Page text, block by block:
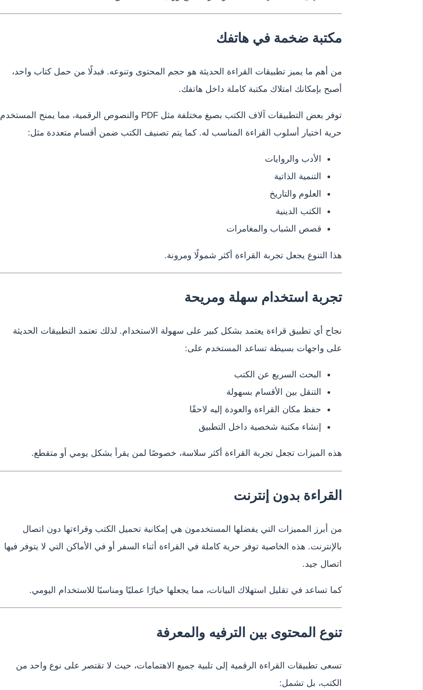
مكتبة ضخمة في هاتفك
من أهم ما يميز تطبيقات القراءة الحديثة هو حجم المحتوى وتنوعه. فبدلًا من حمل كتاب واحد،
أصبح بإمكانك امتلاك مكتبة كاملة داخل هاتفك.
توفر بعض التطبيقات آلاف الكتب بصيغ مختلفة مثل PDF والنصوص الرقمية، مما يمنح المستخدم
حرية اختيار أسلوب القراءة المناسب له. كما يتم تصنيف الكتب ضمن أقسام متعددة مثل:
الأدب والروايات
التنمية الذاتية
العلوم والتاريخ
الكتب الدينية
قصص الشباب والمغامرات
هذا التنوع يجعل تجربة القراءة أكثر شمولًا ومرونة.
تجربة استخدام سهلة ومريحة
نجاح أي تطبيق قراءة يعتمد بشكل كبير على سهولة الاستخدام. لذلك تعتمد التطبيقات الحديثة
على واجهات بسيطة تساعد المستخدم على:
البحث السريع عن الكتب
التنقل بين الأقسام بسهولة
حفظ مكان القراءة والعودة إليه لاحقًا
إنشاء مكتبة شخصية داخل التطبيق
هذه الميزات تجعل تجربة القراءة أكثر سلاسة، خصوصًا لمن يقرأ بشكل يومي أو متقطع.
القراءة بدون إنترنت
من أبرز المميزات التي يفضلها المستخدمون هي إمكانية تحميل الكتب وقراءتها دون اتصال
بالإنترنت. هذه الخاصية توفر حرية كاملة في القراءة أثناء السفر أو في الأماكن التي لا يتوفر فيها
اتصال جيد.
كما تساعد في تقليل استهلاك البيانات، مما يجعلها خيارًا عمليًا ومناسبًا للاستخدام اليومي.
تنوع المحتوى بين الترفيه والمعرفة
تسعى تطبيقات القراءة الرقمية إلى تلبية جميع الاهتمامات، حيث لا تقتصر على نوع واحد من
الكتب، بل تشمل: